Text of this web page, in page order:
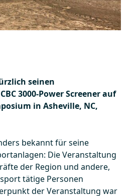
seinen
3000-Power Screener auf
in Asheville, NC,
bekannt für seine
Die Veranstaltung
der Region und andere,
tätige Personen
der Veranstaltung war